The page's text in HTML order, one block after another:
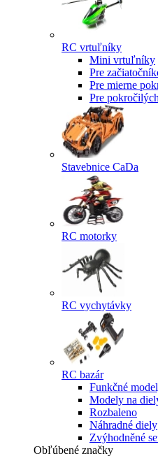
RC vrtuľníky
Mini vrtuľníky
Pre
Pre mierne
Pre
Stavebnice CaDa
RC motorky
RC vychytávky
RC bazár
Funkčné
Modely na
Rozbaleno
Náhradné diely
Zvýhodněné
Obľúbené značky